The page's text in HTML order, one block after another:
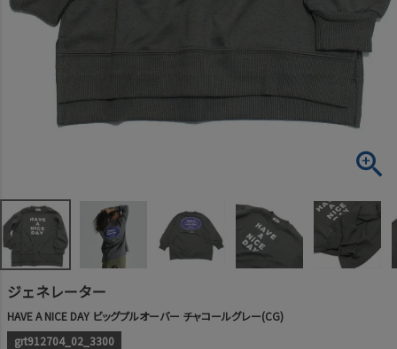
ジェネレーター
HAVE A NICE DAY ビッグプルオーバー チャコールグレー(CG)
grt912704_02_3300